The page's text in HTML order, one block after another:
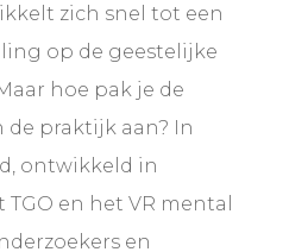
zich snel tot een
op de geestelijke
hoe pak je de
de praktijk aan? In
ontwikkeld in
en het VR mental
en